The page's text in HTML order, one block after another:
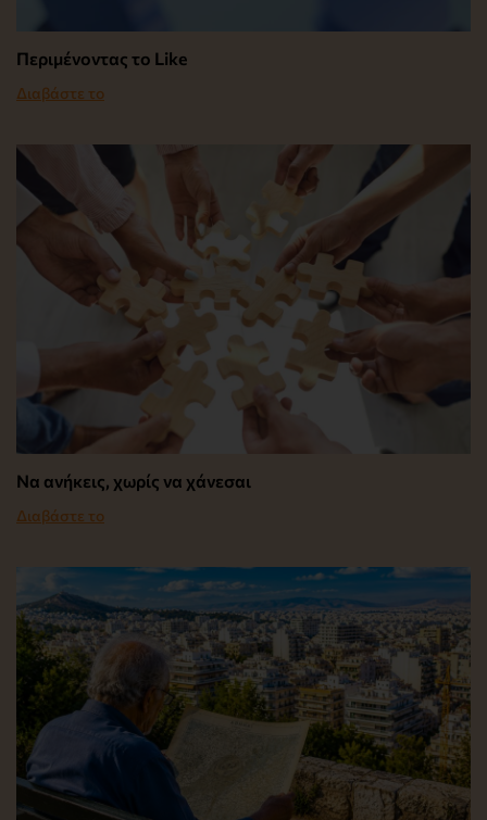
Περιμένοντας το Like
Διαβάστε το
Να ανήκεις, χωρίς να χάνεσαι
Διαβάστε το